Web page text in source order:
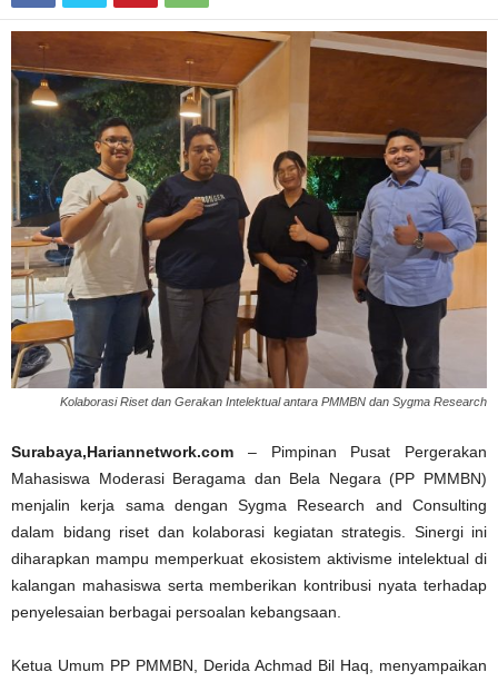
Kolaborasi Riset dan Gerakan Intelektual antara PMMBN dan Sygma Research
Surabaya,Hariannetwork.com – Pimpinan Pusat Pergerakan
Mahasiswa Moderasi Beragama dan Bela Negara (PP PMMBN)
menjalin kerja sama dengan Sygma Research and Consulting
dalam bidang riset dan kolaborasi kegiatan strategis. Sinergi ini
diharapkan mampu memperkuat ekosistem aktivisme intelektual di
kalangan mahasiswa serta memberikan kontribusi nyata terhadap
penyelesaian berbagai persoalan kebangsaan.
Ketua Umum PP PMMBN, Derida Achmad Bil Haq, menyampaikan